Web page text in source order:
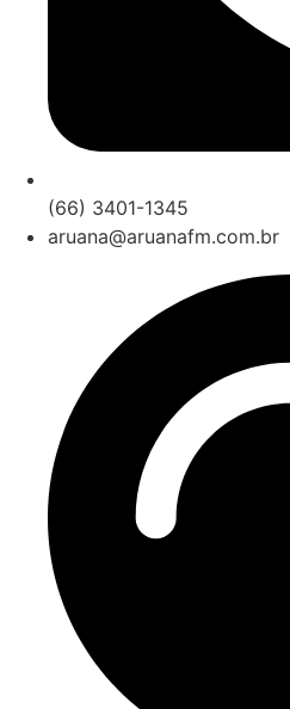
(66) 3401-1345
aruana@aruanafm.com.br